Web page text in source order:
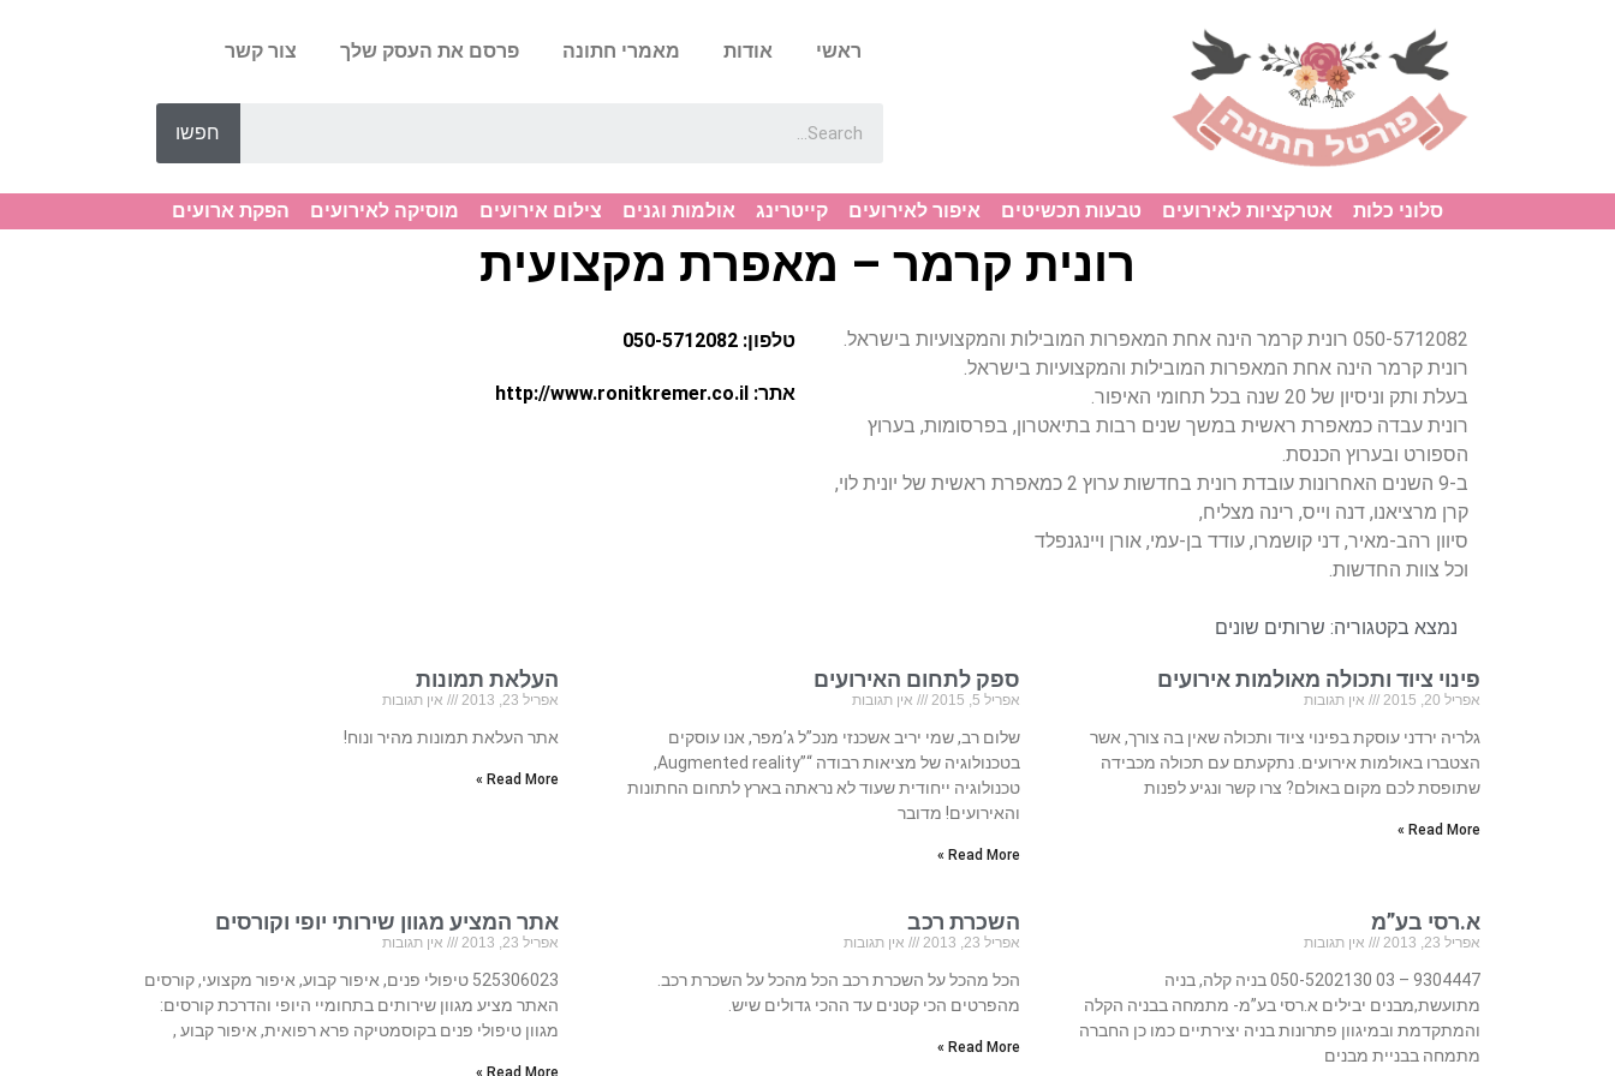
ראשי אודות מאמרי חתונה פרסם את העסק שלך צור קשר
חפשו
סלוני כלות אטרקציות לאירועים טבעות תכשיטים איפור לאירועים קייטרינג אולמות וגנים צילום אירועים מוסיקה לאירועים הפקת ארועים
רונית קרמר – מאפרת מקצועית
050-5712082 רונית קרמר הינה אחת המאפרות המובילות והמקצועיות בישראל.
רונית קרמר הינה אחת המאפרות המובילות והמקצועיות בישראל.
בעלת ותק וניסיון של 20 שנה בכל תחומי האיפור.
רונית עבדה כמאפרת ראשית במשך שנים רבות בתיאטרון, בפרסומות, בערוץ
הספורט ובערוץ הכנסת.
ב-9 השנים האחרונות עובדת רונית בחדשות ערוץ 2 כמאפרת ראשית של יונית לוי,
קרן מרציאנו, דנה וייס, רינה מצליח,
סיוון רהב-מאיר, דני קושמרו, עודד בן-עמי, אורן ויינגנפלד
וכל צוות החדשות.
טלפון: 050-5712082
אתר: http://www.ronitkremer.co.il
נמצא בקטגוריה: שרותים שונים
פינוי ציוד ותכולה מאולמות אירועים
אפריל 20, 2015 אין תגובות
גלריה ירדני עוסקת בפינוי ציוד ותכולה שאין בה צורך, אשר
הצטברו באולמות אירועים. נתקעתם עם תכולה מכבידה
שתופסת לכם מקום באולם? צרו קשר ונגיע לפנות
Read More »
ספק לתחום האירועים
אפריל 5, 2015 אין תגובות
שלום רב, שמי יריב אשכנזי מנכ”ל ג’מפר, אנו עוסקים
בטכנולוגיה של מציאות רבודה “”Augmented reality,
טכנולוגיה ייחודית שעוד לא נראתה בארץ לתחום החתונות
והאירועים! מדובר
Read More »
העלאת תמונות
אפריל 23, 2013 אין תגובות
אתר העלאת תמונות מהיר ונוח!
Read More »
א.רסי בע”מ
אפריל 23, 2013 אין תגובות
9304447 – 03 050-5202130 בניה קלה, בניה
מתועשת,מבנים יבילים א.רסי בע”מ- מתמחה בבניה הקלה
והמתקדמת ובמיגוון פתרונות בניה יצירתיים כמו כן החברה
מתמחה בבניית מבנים
השכרת רכב
אפריל 23, 2013 אין תגובות
הכל מהכל על השכרת רכב הכל מהכל על השכרת רכב.
מהפרטים הכי קטנים עד ההכי גדולים שיש.
Read More »
אתר המציע מגוון שירותי יופי וקורסים
אפריל 23, 2013 אין תגובות
525306023 טיפולי פנים, איפור קבוע, איפור מקצועי, קורסים
האתר מציע מגוון שירותים בתחומיי היופי והדרכת קורסים:
מגוון טיפולי פנים בקוסמטיקה פרא רפואית, איפור קבוע ,